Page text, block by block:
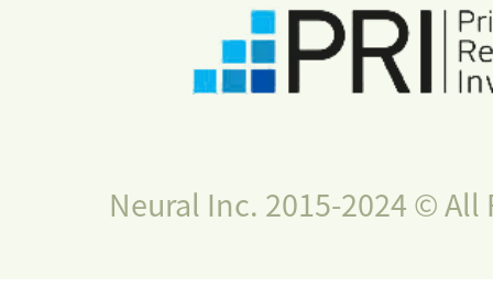
Neural Inc. 2015-2024 © All